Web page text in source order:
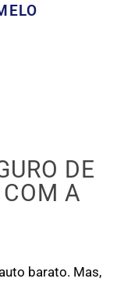
DE
A
barato. Mas,